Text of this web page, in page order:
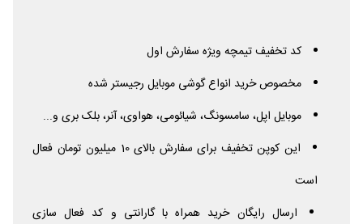
کد تخفیف تیمچه ویژه سفارش اول
مخصوص خرید انواع گوشی موبایل رجیستر شده
موبایل اپل، سامسونگ، شیائومی، هواوی، آنر، بلک بری و...
این کوپن تخفیف برای سفارش بالای 10 میلیون تومان فعال
است
ارسال رایگان خرید همراه با گارانتی و کد فعال سازی